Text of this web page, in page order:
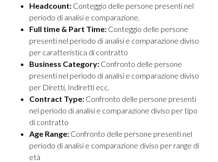
Headcount: Conteggio delle persone presenti nel
periodo di analisi e comparazione.
Full time & Part Time: Conteggio delle persone
presenti nel periodo di analisi e comparazione diviso
per caratteristica di contratto
Business Category: Confronto delle persone
presenti nel periodo di analisi e comparazione diviso
per Diretti, Indiretti ecc.
Contract Type: Confronto delle persone presenti
nel periodo di analisi e comparazione diviso per tipo
di contratto
Age Range: Confronto delle persone presenti nel
periodo di analisi e comparazione diviso per range di
età